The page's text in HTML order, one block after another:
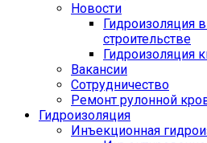
Новости
Гидроизоляция
строительстве
Гидроизоляция
Вакансии
Сотрудничество
Ремонт рулонной
Гидроизоляция
Инъекционная